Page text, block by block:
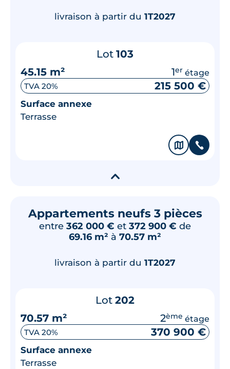
livraison à partir du 1T2027
Lot 103
45.15 m²
1er étage
TVA 20% 215 500 €
Surface annexe
Terrasse
🗞 📞
▾
Appartements neufs 3 pièces
entre 362 000 € et 372 900 € de
69.16 m² à 70.57 m²
livraison à partir du 1T2027
Lot 202
70.57 m²
2ème étage
TVA 20% 370 900 €
Surface annexe
Terrasse